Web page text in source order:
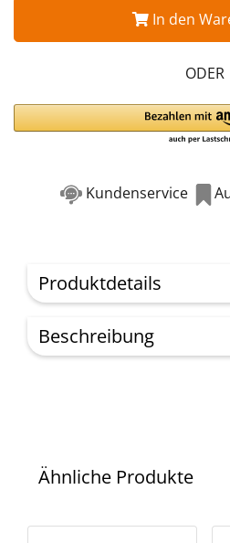
In den
ODER
Kundenservice
Produktdetails
Beschreibung
Ähnliche Produkte